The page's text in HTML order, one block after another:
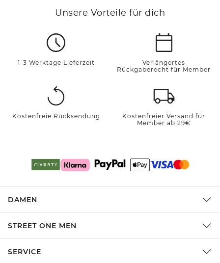
Unsere Vorteile für dich
1-3 Werktage Lieferzeit
Verlängertes
Rückgaberecht für Member
Kostenfreie Rücksendung
Kostenfreier Versand für
Member ab 29€
DAMEN
STREET ONE MEN
SERVICE